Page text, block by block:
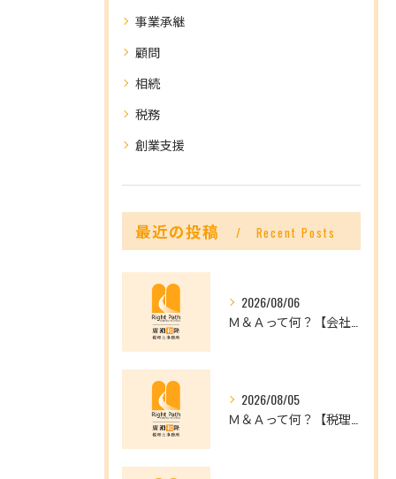
事業承継
顧問
相続
税務
創業支援
最近の投稿 Recent Posts
2026/08/06
2026/08/05